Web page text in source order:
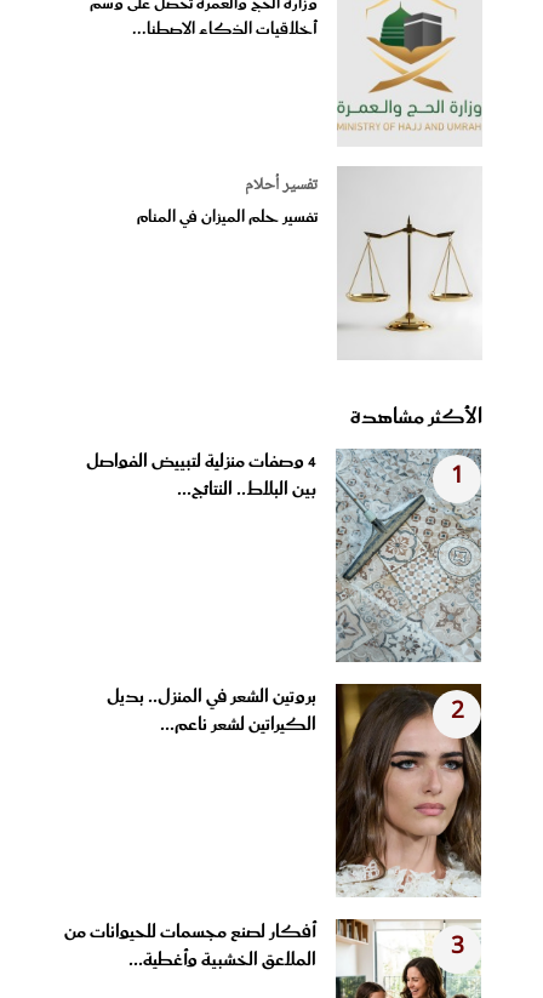
أخلاقيات الذكاء الاصطنا...
تفسير أحلام
تفسير حلم الميزان في المنام
الأكثر مشاهدة
1
4 وصفات منزلية لتبييض الفواصل
بين البلاط.. النتائج...
2
بروتين الشعر في المنزل.. بديل
الكيراتين لشعر ناعم...
3
أفكار لصنع مجسمات للحيوانات من
الملاعق الخشبية وأغطية...